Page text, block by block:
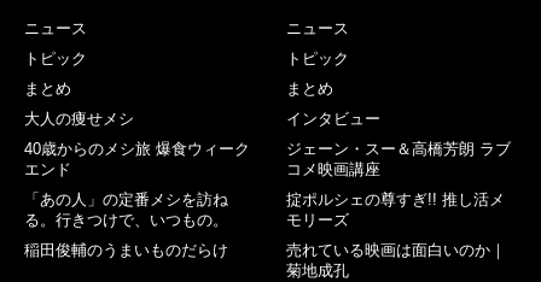
ニュース
トピック
まとめ
大人の痩せメシ
40歳からのメシ旅 爆食ウィーク
エンド
「あの人」の定番メシを訪ね
る。行きつけで、いつもの。
稲田俊輔のうまいものだらけ
ニュース
トピック
まとめ
インタビュー
ジェーン・スー＆高橋芳朗 ラブ
コメ映画講座
掟ポルシェの尊すぎ!! 推し活メ
モリーズ
売れている映画は面白いのか｜
菊地成孔